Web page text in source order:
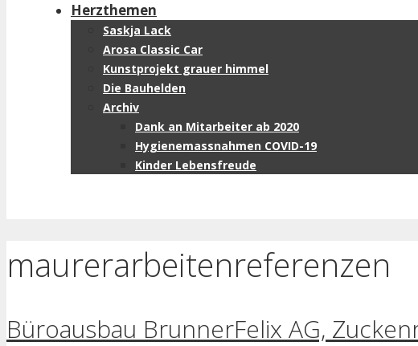
Herzthemen
Saskja Lack
Arosa Classic Car
Kunstprojekt grauer himmel
Die Bauhelden
Archiv
Dank an Mitarbeiter ab 2020
Hygienemassnahmen COVID-19
Kinder Lebensfreude
maurerarbeitenreferenzen
Büroausbau BrunnerFelix AG,